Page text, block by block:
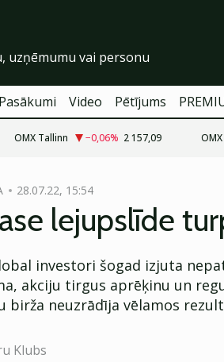
Pasākumi Video Pētījums
OMX Tallinn −0,06% 2 157,09
28.07.22, 15:54
lejupslīde
investori šogad izjuta
akciju tirgus aprēķinu un
birža neuzrādīja vēlamos
Klubs